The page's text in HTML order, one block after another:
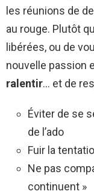
les réunions de
au rouge. Plutôt
libérées, ou de
nouvelle passion
ralentir… et de
Éviter de se
de l’ado
Fuir la
Ne pas
continuent »